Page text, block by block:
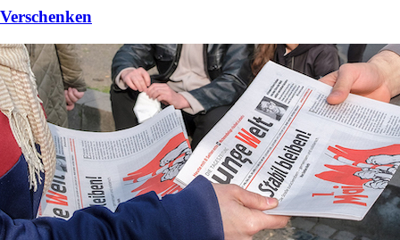
Verschenken